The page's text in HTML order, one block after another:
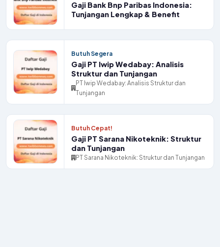
Gaji Bank Bnp Paribas Indonesia:
Tunjangan Lengkap & Benefit
Butuh Segera
Gaji PT Iwip Wedabay: Analisis
Struktur dan Tunjangan
PT Iwip Wedabay: Analisis Struktur dan
Tunjangan
Butuh Cepat!
Gaji PT Sarana Nikoteknik: Struktur
dan Tunjangan
PT Sarana Nikoteknik: Struktur dan Tunjangan